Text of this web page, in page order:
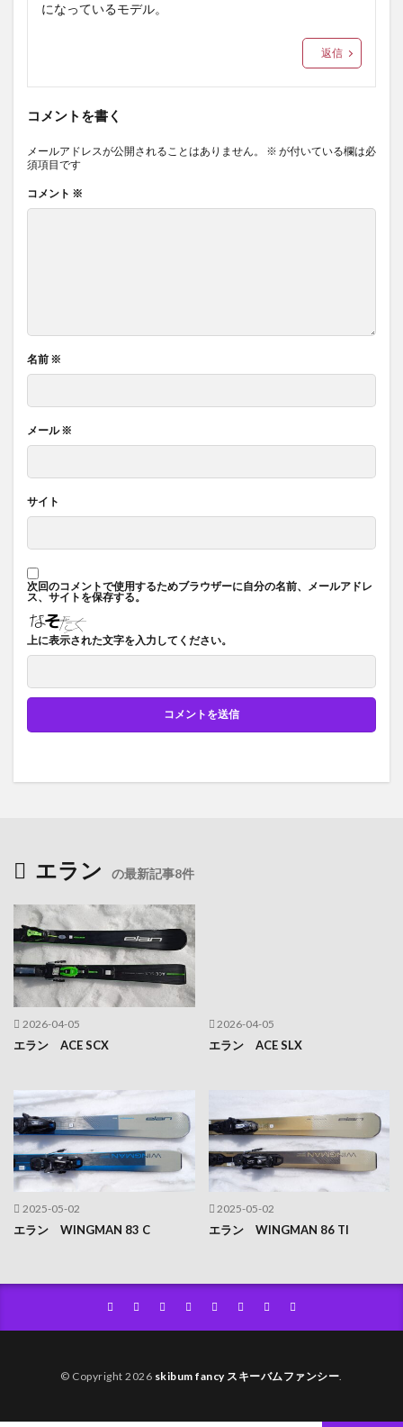
になっているモデル。
返信
コメントを書く
メールアドレスが公開されることはありません。 ※ が付いている欄は必
須項目です
コメント ※
名前 ※
メール※
サイト
次回のコメントで使用するためブラウザーに自分の名前、メールアドレ
ス、サイトを保存する。
上に表示された文字を入力してください。
エラン の最新記事8件
2026-04-05
エラン ACE SCX
2026-04-05
エラン ACE SLX
2025-05-02
エラン WINGMAN 83 C
2025-05-02
エラン WINGMAN 86 TI
© Copyright 2026 skibum fancy スキーバムファンシー